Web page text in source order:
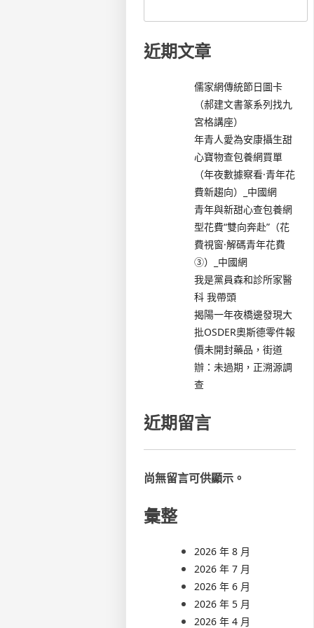
近期文章
儒家網傳統節日圖卡
（郝建文書篆系列找九
宮格講座）
年青人愛為安康攝生甜
心寶物查包養網買單
（年夜數據察看·青年花
費新趨向）_中國網
青年與新甜心查包養網
型花費“雙向奔赴”（花
費視窗·解碼青年花費
③）_中國網
我是黨員森和診所家醫
科 我帶頭
揭陽一年夜橋邊發現大
批OSDER奧斯德零件報
價未開封藥品，街道
辦：未過期，正溯源調
查
近期留言
尚無留言可供顯示。
彙整
2026 年 8 月
2026 年 7 月
2026 年 6 月
2026 年 5 月
2026 年 4 月